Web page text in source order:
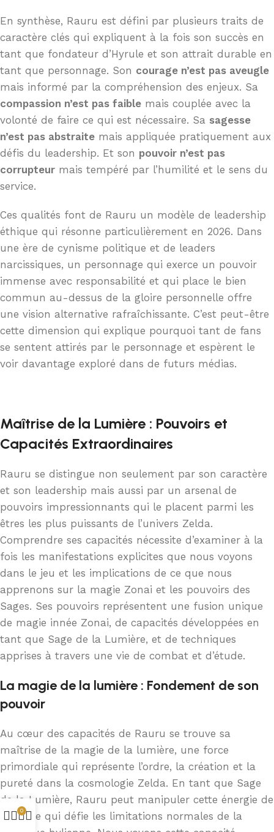
En synthèse, Rauru est défini par plusieurs traits de
caractère clés qui expliquent à la fois son succès en
tant que fondateur d’Hyrule et son attrait durable en
tant que personnage. Son courage n’est pas aveugle
mais informé par la compréhension des enjeux. Sa
compassion n’est pas faible mais couplée avec la
volonté de faire ce qui est nécessaire. Sa sagesse
n’est pas abstraite mais appliquée pratiquement aux
défis du leadership. Et son pouvoir n’est pas
corrupteur mais tempéré par l’humilité et le sens du
service.
Ces qualités font de Rauru un modèle de leadership
éthique qui résonne particulièrement en 2026. Dans
une ère de cynisme politique et de leaders
narcissiques, un personnage qui exerce un pouvoir
immense avec responsabilité et qui place le bien
commun au-dessus de la gloire personnelle offre
une vision alternative rafraîchissante. C’est peut-être
cette dimension qui explique pourquoi tant de fans
se sentent attirés par le personnage et espèrent le
voir davantage exploré dans de futurs médias.
Maîtrise de la Lumière : Pouvoirs et
Capacités Extraordinaires
Rauru se distingue non seulement par son caractère
et son leadership mais aussi par un arsenal de
pouvoirs impressionnants qui le placent parmi les
êtres les plus puissants de l’univers Zelda.
Comprendre ses capacités nécessite d’examiner à la
fois les manifestations explicites que nous voyons
dans le jeu et les implications de ce que nous
apprenons sur la magie Zonai et les pouvoirs des
Sages. Ses pouvoirs représentent une fusion unique
de magie innée Zonai, de capacités développées en
tant que Sage de la Lumière, et de techniques
apprises à travers une vie de combat et d’étude.
La magie de la lumière : Fondement de son
pouvoir
Au cœur des capacités de Rauru se trouve sa
maîtrise de la magie de la lumière, une force
primordiale qui représente l’ordre, la création et la
pureté dans la cosmologie Zelda. En tant que Sage
de la Lumière, Rauru peut manipuler cette énergie de
manière qui défie les limitations normales de la
0